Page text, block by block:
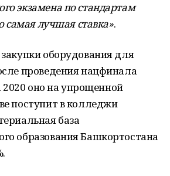
экзамена по стандартам
самая лучшая ставка».
оборудования для
проведения нацфинала
2020 оно на упрощенной
поступит в колледжи
база
образования Башкортостана